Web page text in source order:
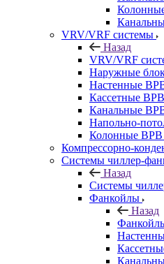
VRV/VRF системы
Назад
VRV/VRF
Наружные
Настенные
Кассетные
Канальные
Напольно-
Колонные ВРВ
Компрессорно-
Системы чиллер-
Назад
Системы
Фанкойлы
Назад